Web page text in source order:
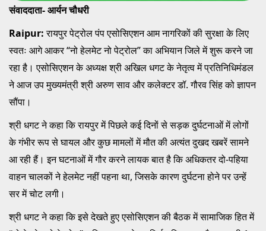
संवाददाता- आर्यन चौधरी
Raipur:रायपुर पेट्रोल पंप एसोसिएशन आम नागरिकों की सुरक्षा के लिए
स्वतः आगे आकर “नो हेलमेट नो पेट्रोल” का अभियान जिले में शुरू करने जा
रहा है। एसोसिएशन के अध्यक्ष श्री अखिल धगट के नेतृत्व में प्रतिनिधिमंडल
ने आज उप मुख्यमंत्री श्री अरुण साव और कलेक्टर डॉ. गौरव सिंह को ज्ञापन
सौंपा।
श्री धगट ने कहा कि रायपुर में पिछले कई दिनों से सड़क दुर्घटनाओं में लोगों
के गंभीर रूप से घायल और कुछ मामलों में मौत की अत्यंत दुखद खबरें सामने
आ रही हैं। इन घटनाओं में गौर करने लायक बात है कि अधिकतर दो-पहिया
वाहन चालकों ने हेलमेट नहीं पहना था, जिसके कारण दुर्घटना होने पर उन्हें
सर में चोट लगी।
श्री धगट ने कहा कि इसे देखते हुए एसोसिएशन की बैठक में सामाजिक हित में